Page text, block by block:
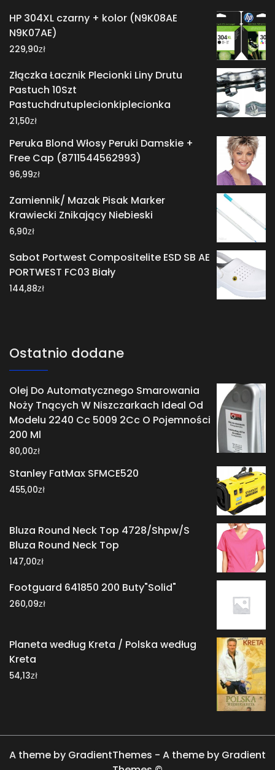
HP 304XL czarny + kolor (N9K08AE
N9K07AE)
229,90zł
Złączka Łacznik Plecionki Liny Drutu
Pastuch 10Szt
Pastuchdrutuplecionkiplecionka
21,50zł
Peruka Blond Włosy Peruki Damskie +
Free Cap (8711544562993)
96,99zł
Zamiennik/ Mazak Pisak Marker
Krawiecki Znikający Niebieski
6,90zł
Sabot Portwest Compositelite ESD SB AE
PORTWEST FC03 Biały
144,88zł
Ostatnio dodane
Olej Do Automatycznego Smarowania
Noży Tnących W Niszczarkach Ideal Od
Modelu 2240 Cc 5009 2Cc O Pojemności
200 Ml
80,00zł
Stanley FatMax SFMCE520
455,00zł
Bluza Round Neck Top 4728/Shpw/S
Bluza Round Neck Top
147,00zł
Footguard 641850 200 Buty"Solid"
260,09zł
Planeta według Kreta / Polska według
Kreta
54,13zł
A theme by GradientThemes - A theme by Gradient